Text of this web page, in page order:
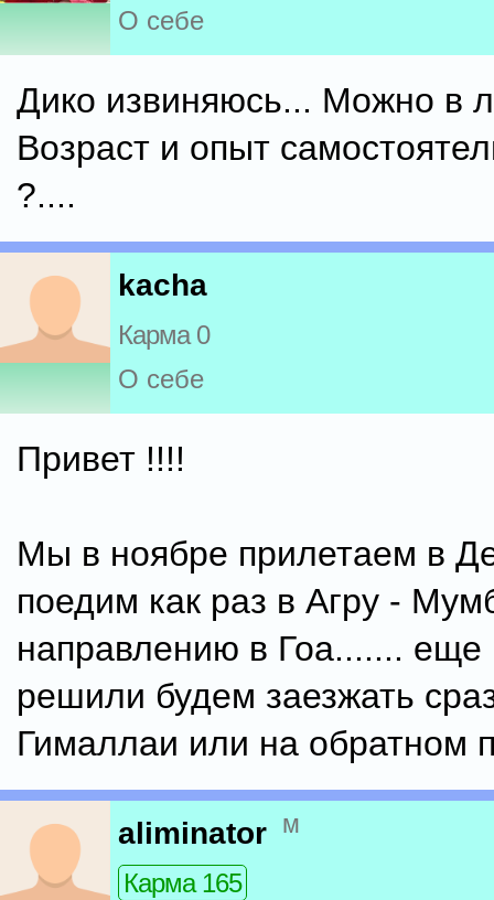
О себе
Дико извиняюсь... Можно в
Возраст и опыт
?....
kacha
Карма 0
О себе
Привет !!!!
Мы в ноябре прилетаем в
поедим как раз в Агру -
направлению в Гоа....... еще
решили будем заезжать
Гималлаи или на обратном
aliminator м
Карма 165